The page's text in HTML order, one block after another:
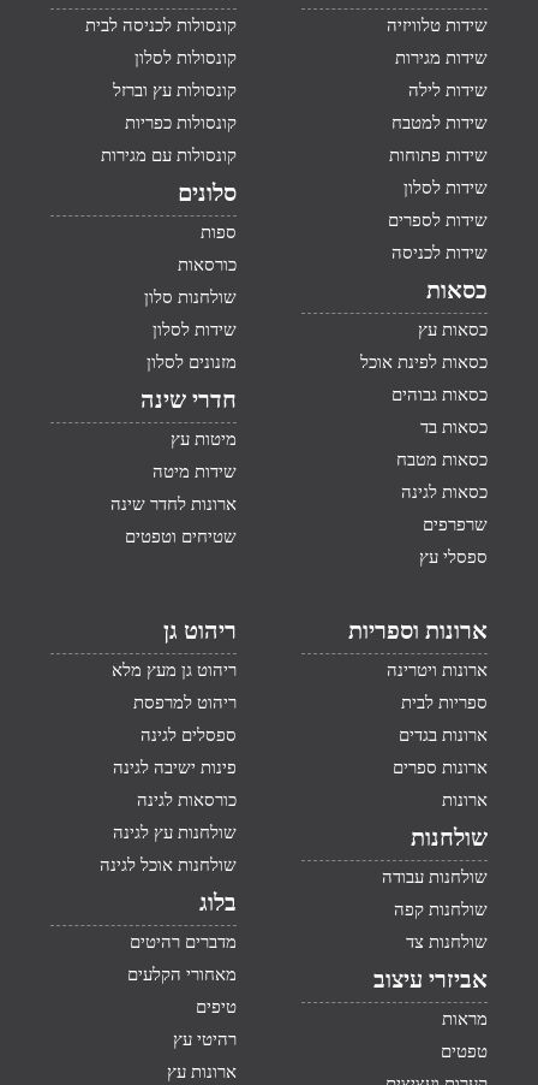
שידות טלוויזיה
שידות מגירות
שידות לילה
שידות למטבח
שידות פתוחות
שידות לסלון
שידות לספרים
שידות לכניסה
כסאות
כסאות עץ
כסאות לפינת אוכל
כסאות גבוהים
כסאות בד
כסאות מטבח
כסאות לגינה
שרפרפים
ספסלי עץ
קונסולות לכניסה לבית
קונסולות לסלון
קונסולות עץ וברזל
קונסולות כפריות
קונסולות עם מגירות
סלונים
ספות
כורסאות
שולחנות סלון
שידות לסלון
מזנונים לסלון
חדרי שינה
מיטות עץ
שידות מיטה
ארונות לחדר שינה
שטיחים וטפטים
ארונות וספריות
ארונות ויטרינה
ספריות לבית
ארונות בגדים
ארונות ספרים
ארונות
שולחנות
שולחנות עבודה
שולחנות קפה
שולחנות צד
אביזרי עיצוב
מראות
טפטים
ריהוט גן
ריהוט גן מעץ מלא
ריהוט למרפסת
ספסלים לגינה
פינות ישיבה לגינה
כורסאות לגינה
שולחנות עץ לגינה
שולחנות אוכל לגינה
בלוג
מדברים רהיטים
מאחורי הקלעים
טיפים
רהיטי עץ
ארונות עץ